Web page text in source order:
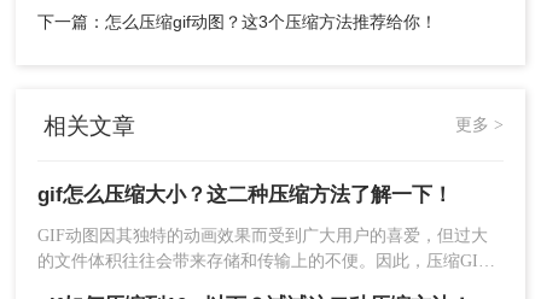
量下降。
在线GIF压缩工具无需下载安装，只需上传GIF动图
强度和质量。
优点：使用方便，无需额外软件，支持多种文
下一篇：怎么压缩gif动图？这3个压缩方法推荐给你！
相关文章 更多 >
gif怎么压缩大小？这二种压缩方法了解一下！
GIF动图因其独特的动画效果而受到广大用户的喜爱，但过大
的文件体积往往会带来存储和传输上的不便。因此，压缩GIF